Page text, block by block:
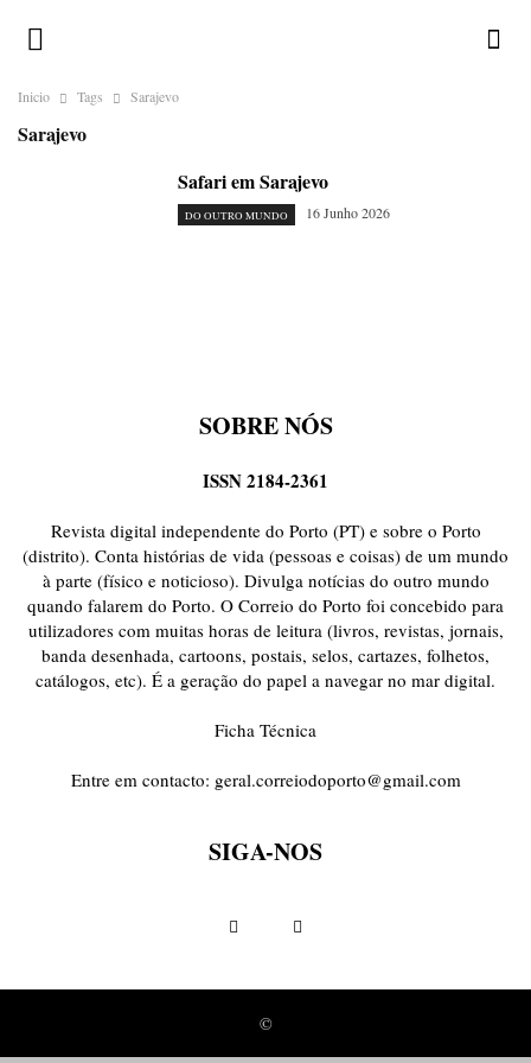
Inicio Tags Sarajevo
Sarajevo
Safari em Sarajevo
DO OUTRO MUNDO 16 Junho 2026
SOBRE NÓS
ISSN 2184-2361
Revista digital independente do Porto (PT) e sobre o Porto
(distrito). Conta histórias de vida (pessoas e coisas) de um mundo
à parte (físico e noticioso). Divulga notícias do outro mundo
quando falarem do Porto. O Correio do Porto foi concebido para
utilizadores com muitas horas de leitura (livros, revistas, jornais,
banda desenhada, cartoons, postais, selos, cartazes, folhetos,
catálogos, etc). É a geração do papel a navegar no mar digital.
Ficha Técnica
Entre em contacto: geral.correiodoporto@gmail.com
SIGA-NOS
©